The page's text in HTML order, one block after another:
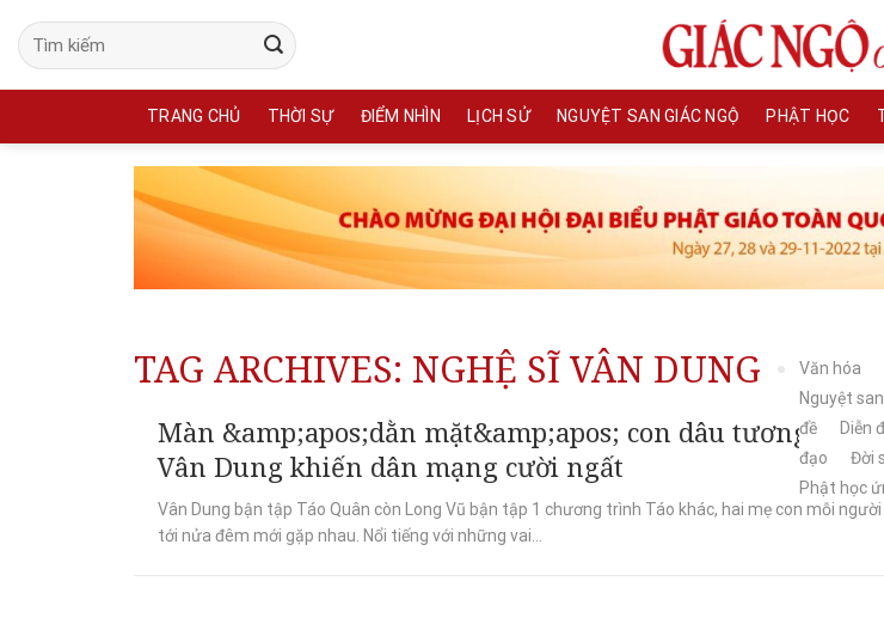
content
TRANG CHỦ THỜI SỰ ĐIỂM NHÌN LỊCH SỬ NGUYỆT SAN GIÁC NGỘ PHẬT HỌC
TAG ARCHIVES: NGHỆ SĨ VÂN DUNG Văn hóa
Nguyệt
đề
Diễn
đạo
Đời
Phật học
Màn &amp;apos;dằn mặt&amp;apos; con dâu tương lai
Vân Dung khiến dân mạng cười ngất
Vân Dung bận tập Táo Quân còn Long Vũ bận tập 1 chương trình Táo khác, hai mẹ con mỗi
tới nửa đêm mới gặp nhau. Nổi tiếng với những vai...